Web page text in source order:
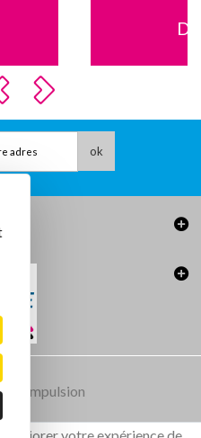
ok
Impulsion